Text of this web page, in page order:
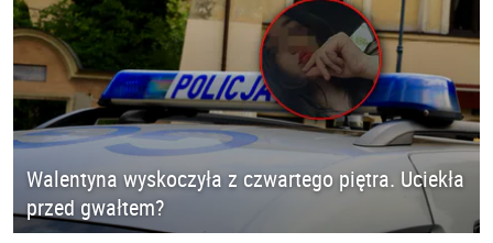
Walentyna wyskoczyła z czwartego piętra. Uciekła
przed gwałtem?